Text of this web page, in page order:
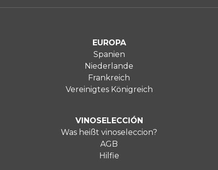
EUROPA
Spanien
Niederlande
Frankreich
Vereinigtes Königreich
VINOSELECCIÓN
Was heißt vinoseleccion?
AGB
Hilfie